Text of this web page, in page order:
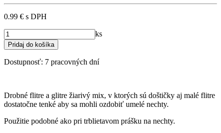
0.99 € s DPH
ks
Dostupnosť: 7 pracovných dní
Drobné flitre a glitre žiarivý mix, v ktorých sú doštičky aj malé flitre
dostatočne tenké aby sa mohli ozdobiť umelé nechty.
Použitie podobné ako pri trblietavom prášku na nechty.